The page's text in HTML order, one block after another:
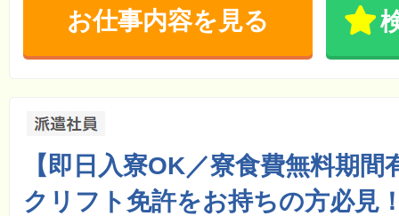
お仕事内容を見る
【即日入寮OK／寮食費無料期間
クリフト免許をお持ちの方必見